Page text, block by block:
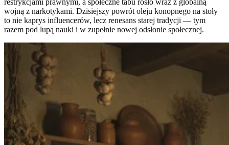
restrykcjami prawnymi, a społeczne tabu rosło wraz z globalną
wojną z narkotykami. Dzisiejszy powrót oleju konopnego na stoły
to nie kaprys influencerów, lecz renesans starej tradycji — tym
razem pod lupą nauki i w zupełnie nowej odsłonie społecznej.